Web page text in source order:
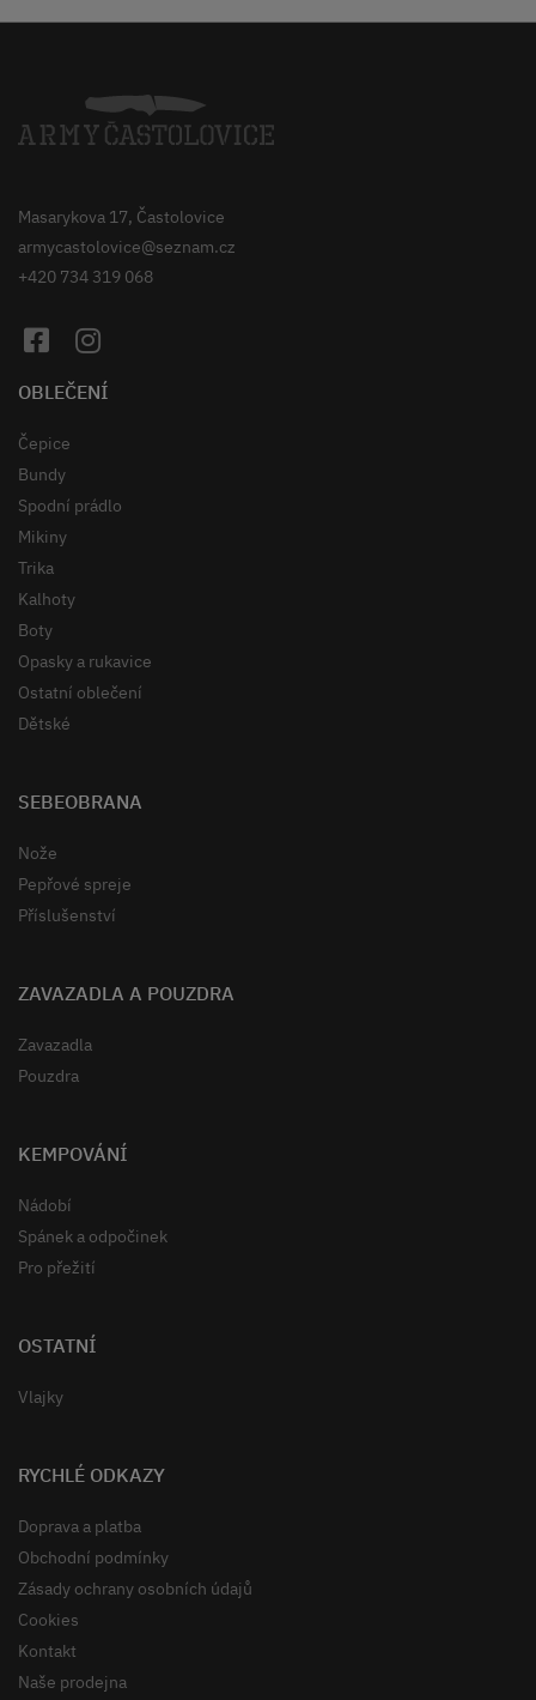
Masarykova 17, Častolovice
armycastolovice@seznam.cz
+420 734 319 068
OBLEČENÍ
Čepice
Bundy
Spodní prádlo
Mikiny
Trika
Kalhoty
Boty
Opasky a rukavice
Ostatní oblečení
Dětské
SEBEOBRANA
Nože
Pepřové spreje
Příslušenství
ZAVAZADLA A POUZDRA
Zavazadla
Pouzdra
KEMPOVÁNÍ
Nádobí
Spánek a odpočinek
Pro přežití
OSTATNÍ
Vlajky
RYCHLÉ ODKAZY
Doprava a platba
Obchodní podmínky
Zásady ochrany osobních údajů
Cookies
Kontakt
Naše prodejna